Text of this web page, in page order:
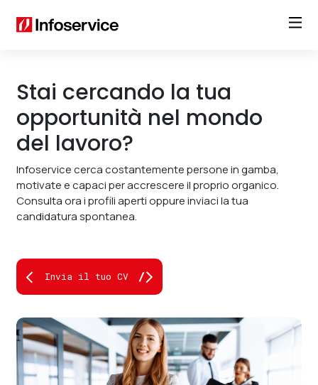
Stai cercando la tua
opportunità nel mondo
del lavoro?
Infoservice cerca costantemente persone in gamba,
motivate e capaci per accrescere il proprio organico.
Consulta ora i profili aperti oppure inviaci la tua
candidatura spontanea.
Invia il tuo CV